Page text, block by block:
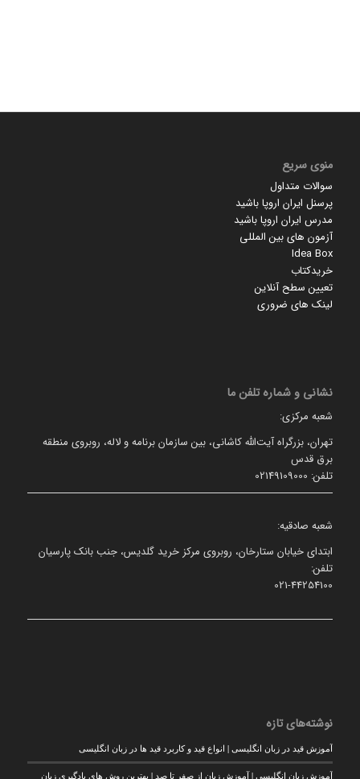
منوی سریع
سوالات متداول
پرسنل ایران اروپا باشید
مدرس ایران اروپا باشید
آزمون های بین المللی
Idea Box
خریدکتاب
تعیین سطح آنلاین
لینک های ضروری
نشانی و شماره تلفن ما
شعبه مرکزی:
تهران، بزرگراه آیت‌الله کاشانی، بین سازمان برنامه و لاله، روبروی منطقه
برق قدس
تلفن: 02149109000
شعبه صادقیه:
ابتدای خیابان ستارخان، روبروی مرکز خرید گلدیس، جنب بانک پارسیان
تلفن:
021-44254100
نوشته‌های تازه
آموزش قید در زبان انگلیسی | انواع قید و کاربرد قید ها در زبان انگلیسی
آموزش زبان انگلیسی | آموزش زبان از صفر تا صد | بهترین روش های یادگیری زبان